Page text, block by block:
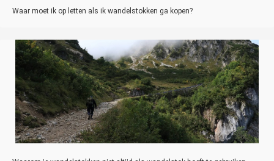
Waar moet ik op letten als ik wandelstokken ga kopen?